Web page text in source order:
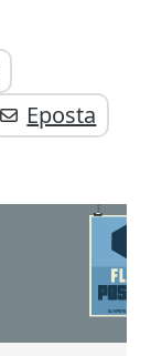
Eposta